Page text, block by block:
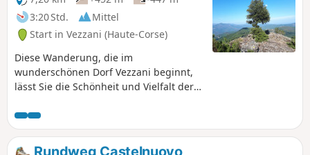
3:20 Std.
Mittel
Start in Vezzani (Haute-Corse)
Diese Wanderung, die im
wunderschönen Dorf Vezzani beginnt,
lässt Sie die Schönheit und Vielfalt der
Oase entdecken. Sie durchqueren
Kastanienhaine und einen
wunderschönen Lariccio-Kiefernwald.
Rundweg Castelnuovo